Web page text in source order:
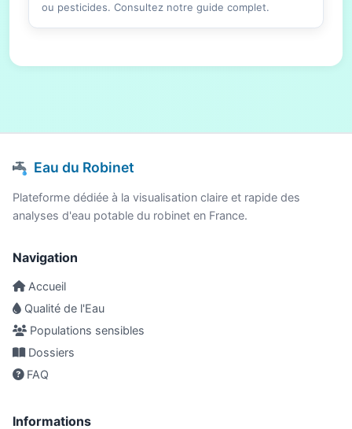
ou pesticides. Consultez notre guide complet.
Eau du Robinet
Plateforme dédiée à la visualisation claire et rapide des
analyses d'eau potable du robinet en France.
Navigation
Accueil
Qualité de l'Eau
Populations sensibles
Dossiers
FAQ
Informations